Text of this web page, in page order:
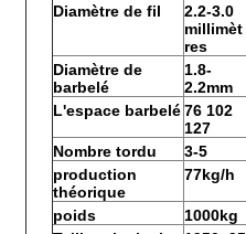
Diamètre de fil
2.2-3.0
millimèt
res
Diamètre de
barbelé
1.8-
2.2mm
L'espace barbelé76 102
127
Nombre tordu 3-5
production
théorique
77kg/h
poids 1000kg